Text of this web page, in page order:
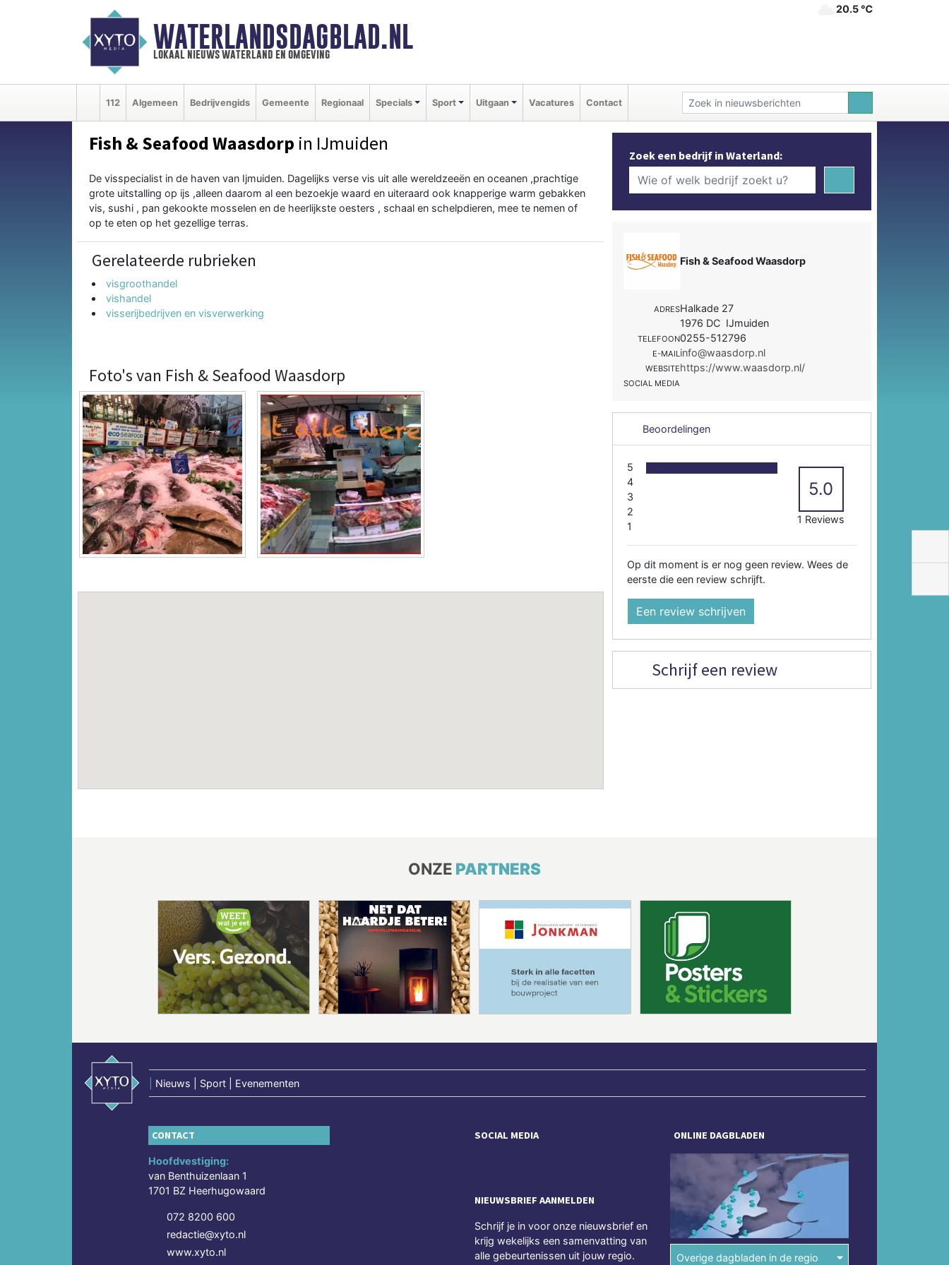
WATERLANDSDAGBLAD.NL
lokaal nieuws waterland en omgeving
20.5 ℃
112 Algemeen Bedrijvengids Gemeente Regionaal Specials Sport Uitgaan Vacatures Contact
Fish & Seafood Waasdorp in IJmuiden
De visspecialist in de haven van Ijmuiden. Dagelijks verse vis uit alle wereldzeeën en oceanen ,prachtige
grote uitstalling op ijs ,alleen daarom al een bezoekje waard en uiteraard ook knapperige warm gebakken
vis, sushi , pan gekookte mosselen en de heerlijkste oesters , schaal en schelpdieren, mee te nemen of
op te eten op het gezellige terras.
Gerelateerde rubrieken
visgroothandel
vishandel
visserijbedrijven en visverwerking
Foto's van Fish & Seafood Waasdorp
Zoek een bedrijf in Waterland:
Fish & Seafood Waasdorp
ADRESHalkade 27
1976 DC IJmuiden
TELEFOON0255-512796
E-MAILinfo@waasdorp.nl
WEBSITEhttps://www.waasdorp.nl/
SOCIAL MEDIA
Beoordelingen
5
4
3
2
1
5.0
1 Reviews
Op dit moment is er nog geen review. Wees de
eerste die een review schrijft.
Een review schrijven
Schrijf een review
ONZE PARTNERS
Nieuws | Sport | Evenementen
CONTACT
Hoofdvestiging:
van Benthuizenlaan 1
1701 BZ Heerhugowaard
072 8200 600
redactie@xyto.nl
www.xyto.nl
SOCIAL MEDIA
NIEUWSBRIEF AANMELDEN
Schrijf je in voor onze nieuwsbrief en
krijg wekelijks een samenvatting van
alle gebeurtenissen uit jouw regio.
ONLINE DAGBLADEN
Overige dagbladen in de regio